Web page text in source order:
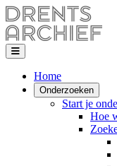
Home
Onderzoeken
Start je
Hoe